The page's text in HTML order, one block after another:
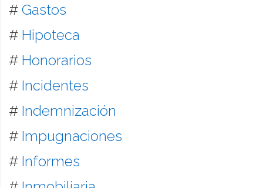
# Gastos
# Hipoteca
# Honorarios
# Incidentes
# Indemnización
# Impugnaciones
# Informes